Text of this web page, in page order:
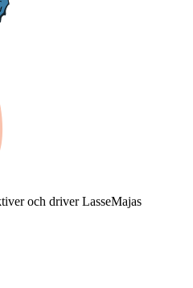
och driver LasseMajas